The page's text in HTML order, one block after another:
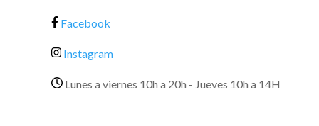
Facebook
Instagram
Lunes a viernes 10h a 20h - Jueves 10h a 14H